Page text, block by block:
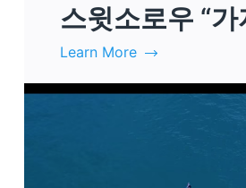
스윗소로우 “가
Learn More